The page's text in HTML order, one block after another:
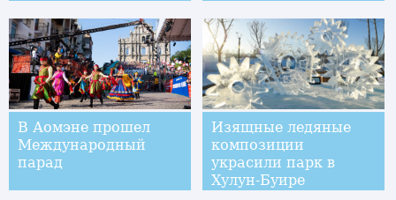
В Аомэне прошел
Международный
парад
Изящные ледяные
композиции
украсили парк в
Хулун-Буире